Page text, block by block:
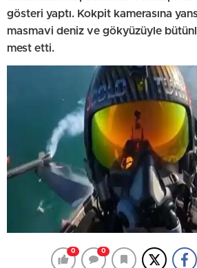
gösteri yaptı. Kokpit kamerasına
masmavi deniz ve gökyüzüyle
mest etti.
0 0